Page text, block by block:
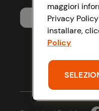
Servizio clienti
maggiori
Privacy
installare,
Policy